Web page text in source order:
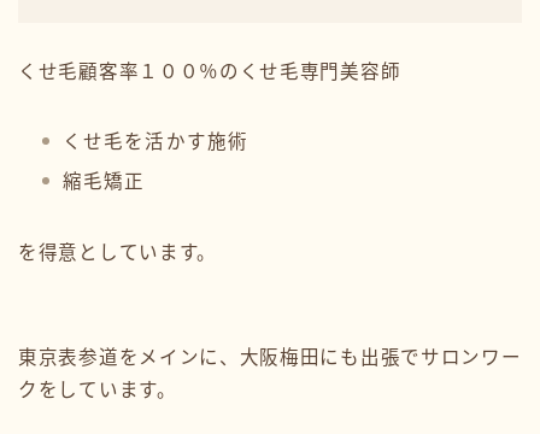
くせ毛顧客率１００％のくせ毛専門美容師
くせ毛を活かす施術
縮毛矯正
を得意としています。
東京表参道をメインに、大阪梅田にも出張でサロンワー
クをしています。